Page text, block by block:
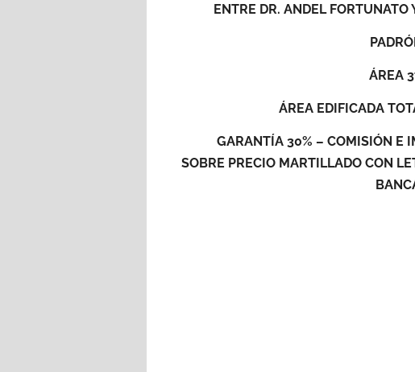
ENTRE DR. ANDEL
ÁREA
ÁREA EDIFICADA
GARANTÍA 30% – COMISIÓN E
SOBRE PRECIO MARTILLADO CON